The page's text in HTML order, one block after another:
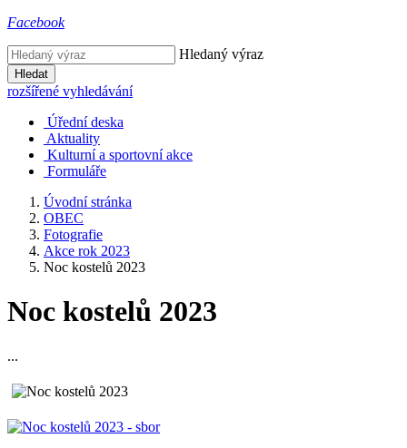
Facebook
Hledaný výraz
Hledat
rozšířené vyhledávání
Úřední deska
Aktuality
Kulturní a sportovní akce
Formuláře
Úvodní stránka
OBEC
Fotografie
Akce rok 2023
Noc kostelů 2023
Noc kostelů 2023
...